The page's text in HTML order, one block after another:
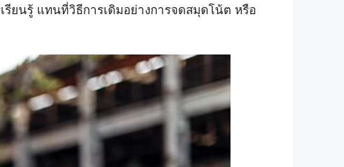
ยนรู้ แทนที่วิธีการเดิมอย่างการจดสมุดโน้ต หรือ